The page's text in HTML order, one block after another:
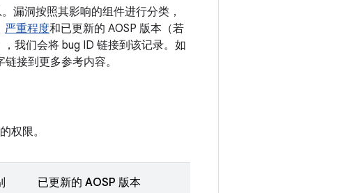
漏洞按照其影响的组件进行分类，
严重程度和已更新的 AOSP 版本（若
我们会将 bug ID 链接到该记录。如
接到更多参考内容。
权限。
已更新的 AOSP 版本